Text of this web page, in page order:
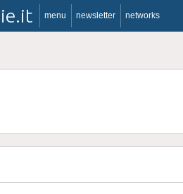
menu newsletter networks